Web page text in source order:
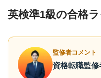
英検準1級の合格
監修者コメント
資格転職監